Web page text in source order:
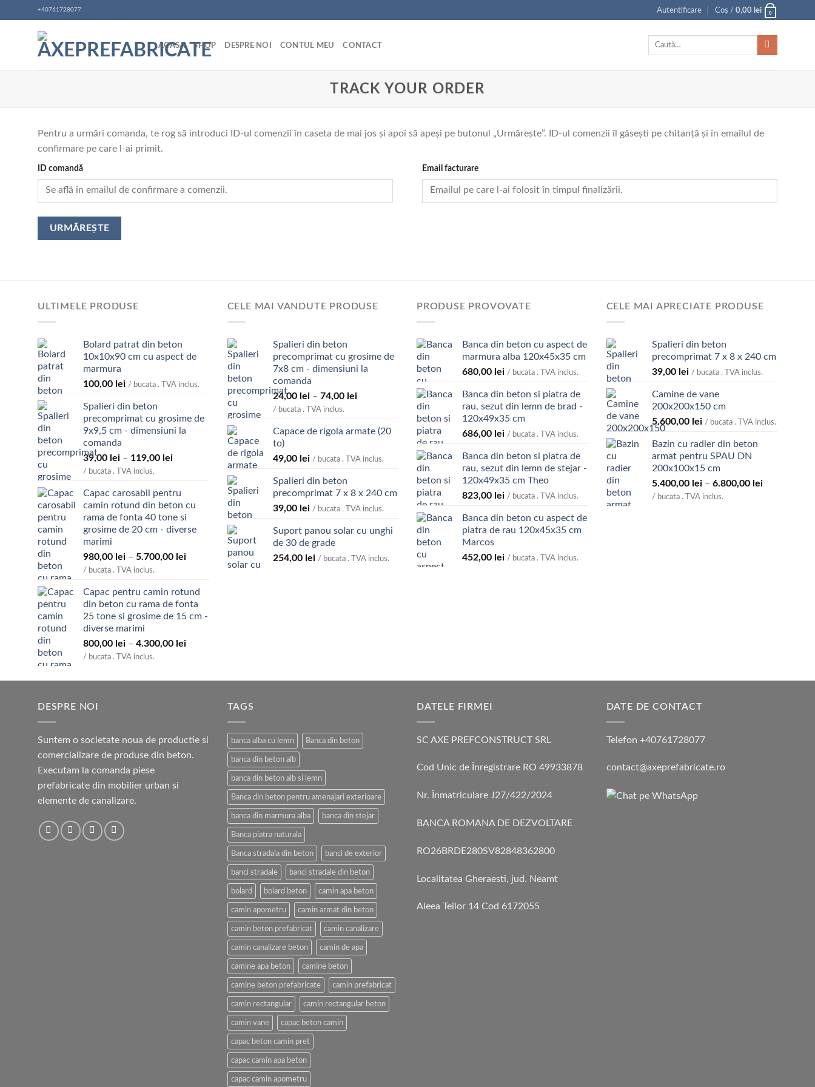
to
+40761728077 Autentificare Coș / 0,00 lei 0
ACASA SHOP DESPRE NOI CONTUL MEU CONTACT
Caută
TRACK YOUR ORDER
Pentru a urmări comanda, te rog să introduci ID-ul comenzii în caseta de mai jos și apoi să apeși pe butonul „Urmărește”. ID-ul comenzii îl găsești pe chitanță și în emailul de
confirmare pe care l-ai primit.
ID comandă Email facturare
URMĂREȘTE
ULTIMELE PRODUSE
Bolard patrat din beton
10x10x90 cm cu aspect de
marmura
100,00 lei / bucata . TVA inclus.
Spalieri din beton
precomprimat cu grosime de
9x9,5 cm - dimensiuni la
comanda
39,00 lei – 119,00 leiInterval
39,00 lei
până
la
119,00 lei
/ bucata . TVA inclus.
Capac carosabil pentru
camin rotund din beton cu
rama de fonta 40 tone si
grosime de 20 cm - diverse
marimi
980,00 lei – 5.700,00 leiInterval
980,00 lei
până
la
/ bucata . TVA inclus.
Capac pentru camin rotund
din beton cu rama de fonta
25 tone si grosime de 15 cm -
diverse marimi
800,00 lei – 4.300,00 leiInterval
800,00 lei
4.300,00 lei
/ bucata . TVA inclus.
CELE MAI VANDUTE PRODUSE
Spalieri din beton
precomprimat cu grosime de
7x8 cm - dimensiuni la
comanda
24,00 lei – 74,00 leiInterval
24,00 lei
la
/ bucata . TVA inclus.
Capace de rigola armate (20
to)
49,00 lei / bucata . TVA inclus.
Spalieri din beton
precomprimat 7 x 8 x 240 cm
39,00 lei / bucata . TVA inclus.
Suport panou solar cu unghi
de 30 de grade
254,00 lei / bucata . TVA inclus.
PRODUSE PROVOVATE
Banca din beton cu aspect de
marmura alba 120x45x35 cm
680,00 lei / bucata . TVA inclus.
Banca din beton si piatra de
rau, sezut din lemn de brad -
120x49x35 cm
686,00 lei / bucata . TVA inclus.
Banca din beton si piatra de
rau, sezut din lemn de stejar -
120x49x35 cm Theo
823,00 lei / bucata . TVA inclus.
Banca din beton cu aspect de
piatra de rau 120x45x35 cm
Marcos
452,00 lei / bucata . TVA inclus.
CELE MAI APRECIATE PRODUSE
Spalieri din beton
precomprimat 7 x 8 x 240 cm
39,00 lei / bucata . TVA inclus.
Camine de vane
200x200x150 cm
5.600,00 lei / bucata . TVA inclus.
Bazin cu radier din beton
armat pentru SPAU DN
200x100x15 cm
5.400,00 lei – 6.800,00 leiInterval
/ bucata . TVA inclus.
DESPRE NOI
Suntem o societate noua de productie si
comercializare de produse din beton.
Executam la comanda piese
prefabricate din mobilier urban si
elemente de canalizare.
TAGS
banca alba cu lemn Banca din beton
banca din beton alb
banca din beton alb si lemn
Banca din beton pentru amenajari exterioare
banca din marmura alba banca din stejar
Banca piatra naturala
Banca stradala din beton banci de exterior
banci stradale banci stradale din beton
bolard bolard beton camin apa beton
camin apometru camin armat din beton
camin beton prefabricat camin canalizare
camin canalizare beton camin de apa
camine apa beton camine beton
camine beton prefabricate camin prefabricat
camin rectangular camin rectangular beton
camin vane capac beton camin
capac beton camin pret
capac camin apa beton
capac camin apometru
DATELE FIRMEI
SC AXE PREFCONSTRUCT SRL
Cod Unic de Înregistrare RO 49933878
Nr. Înmatriculare J27/422/2024
BANCA ROMANA DE DEZVOLTARE
RO26BRDE280SV82848362800
Localitatea Gheraesti, jud. Neamt
Aleea Teilor 14 Cod 6172055
DATE DE CONTACT
Telefon +40761728077
contact@axeprefabricate.ro